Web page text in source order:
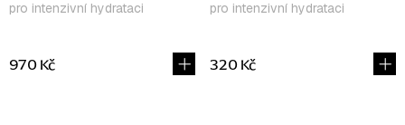
pro intenzivní hydrataci
970 Kč
pro intenzivní hydrataci
320 Kč